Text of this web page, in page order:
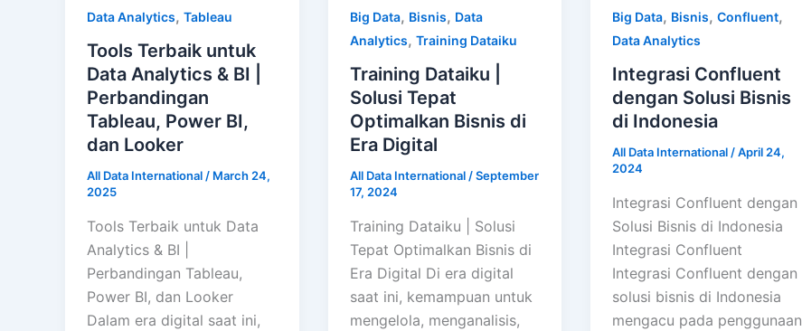
Data Analytics, Tableau
Tools Terbaik untuk
Data Analytics & BI |
Perbandingan
Tableau, Power BI,
dan Looker
All Data International/ March 24,
2025
Tools Terbaik untuk Data
Analytics & BI |
Perbandingan Tableau,
Power BI, dan Looker
Dalam era digital saat ini,
Big Data, Bisnis, Data
Analytics, Training Dataiku
Training Dataiku |
Solusi Tepat
Optimalkan Bisnis di
Era Digital
All Data International/September
17, 2024
Training Dataiku | Solusi
Tepat Optimalkan Bisnis di
Era Digital Di era digital
saat ini, kemampuan untuk
mengelola, menganalisis,
Big Data, Bisnis,Confluent,
Data Analytics
Integrasi Confluent
dengan Solusi Bisnis
di Indonesia
All Data International/April 24,
2024
Integrasi Confluent dengan
Solusi Bisnis di Indonesia
Integrasi Confluent
Integrasi Confluent dengan
solusi bisnis di Indonesia
mengacu pada penggunaan